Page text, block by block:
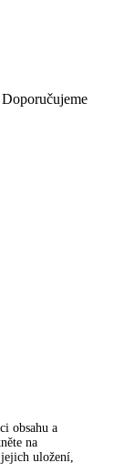
obsahu a
na
uložení,